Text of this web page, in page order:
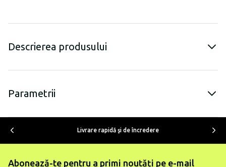
Descrierea produsului
Parametrii
Livrare rapidă şi de încredere
Abonează-te pentru a primi noutăți pe e-mail